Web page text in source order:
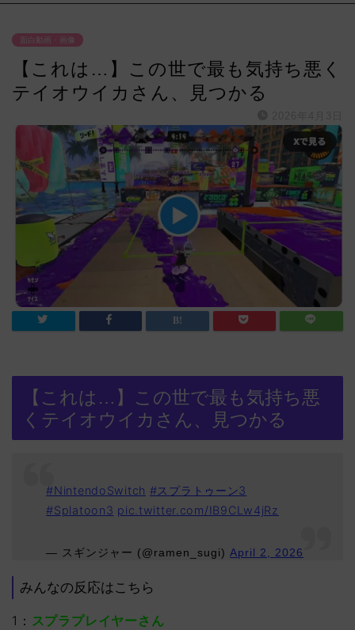
面白動画・画像
【これは…】この世で最も気持ち悪く
テイオウイカさん、見つかる
【これは…】この世で最も気持ち悪
くテイオウイカさん、見つかる
#NintendoSwitch #スプラトゥーン3
#Splatoon3 pic.twitter.com/IB9CLw4jRz
— スギンジャー (@ramen_sugi)April 2, 2026
みんなの反応はこちら
1： スプラプレイヤーさん